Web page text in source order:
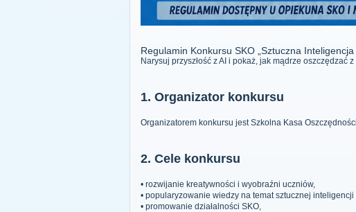
Regulamin Konkursu SKO „Sztuczna Inteligencja
Narysuj przyszłość z AI i pokaż, jak mądrze oszczędzać z
1. Organizator konkursu
Organizatorem konkursu jest Szkolna Kasa
2. Cele konkursu
• rozwijanie kreatywności i wyobraźni uczniów,
• popularyzowanie wiedzy na temat sztucznej inteligencji
• promowanie działalności SKO,